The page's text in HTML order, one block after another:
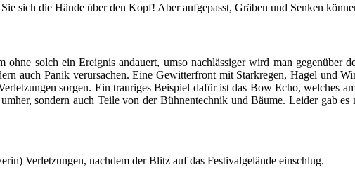
sich die Hände über den Kopf! Aber aufgepasst, Gräben und Senken
solch ein Ereignis andauert, umso nachlässiger wird man gegenüber
auch Panik verursachen. Eine Gewitterfront mit Starkregen, Hagel und
sorgen. Ein trauriges Beispiel dafür ist das Bow Echo, welches
sondern auch Teile von der Bühnentechnik und Bäume. Leider gab es
Verletzungen, nachdem der Blitz auf das Festivalgelände einschlug.